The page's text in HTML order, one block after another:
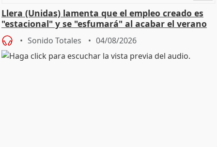
Llera (Unidas) lamenta que el empleo creado es
"estacional" y se "esfumará" al acabar el verano
Sonido Totales 04/08/2026